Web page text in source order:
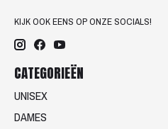
KIJK OOK EENS OP ONZE SOCIALS!
CATEGORIEËN
UNISEX
DAMES